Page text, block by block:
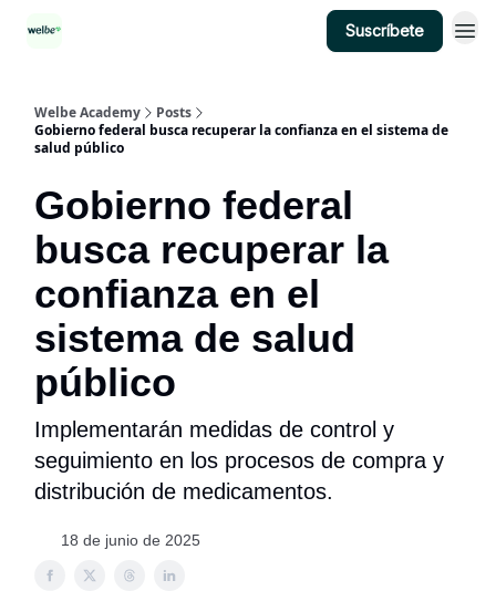
Suscríbete
Welbe Academy
Posts
Gobierno federal busca recuperar la confianza en el sistema de
salud público
Gobierno federal
busca recuperar la
confianza en el
sistema de salud
público
Implementarán medidas de control y
seguimiento en los procesos de compra y
distribución de medicamentos.
18 de junio de 2025